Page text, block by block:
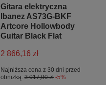
Gitara elektryczna
Ibanez AS73G-BKF
Artcore Hollowbody
Guitar Black Flat
2 866,16 zł
Najniższa cena z 30 dni przed
obniżką: 3 017,00 zł -5%